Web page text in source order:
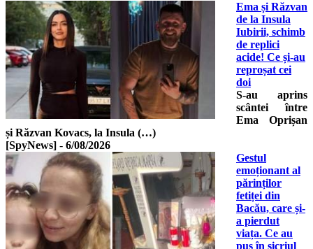
Ema și Răzvan
de la Insula
Iubirii, schimb
de replici
acide! Ce și-au
reproșat cei
doi
S-au aprins
scântei între
Ema Oprișan
și Răzvan Kovacs, la Insula (…)
[SpyNews] - 6/08/2026
Gestul
emoționant al
părinților
fetiței din
Bacău, care și-
a pierdut
viața. Ce au
pus în sicriul